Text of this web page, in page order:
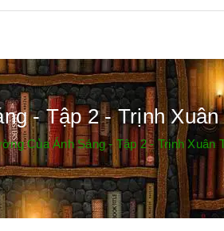
- Tập 2 - Trịnh Xuân
Của Ánh Sáng - Tập 2 - Trịnh Xuân